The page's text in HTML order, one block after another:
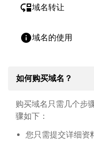
move_down域名转让
info域名的使用
如何购买域名？
购买域名只需几个步
骤如下：
您只需提交详细资